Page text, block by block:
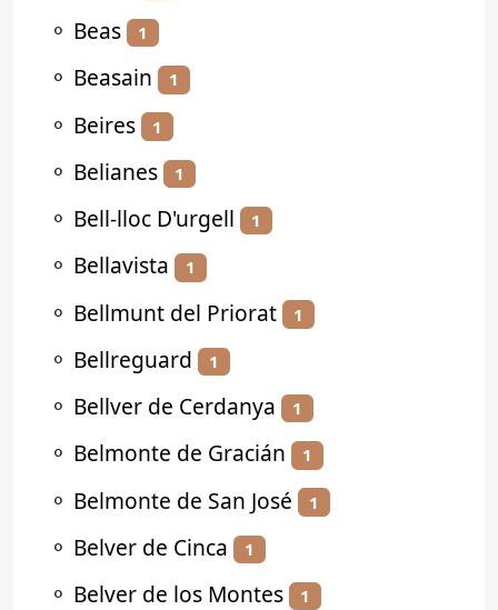
⚬ Beas 1
⚬ Beasain 1
⚬ Beires 1
⚬ Belianes 1
⚬ Bell-lloc D'urgell 1
⚬ Bellavista 1
⚬ Bellmunt del Priorat 1
⚬ Bellreguard 1
⚬ Bellver de Cerdanya 1
⚬ Belmonte de Gracián 1
⚬ Belmonte de San José 1
⚬ Belver de Cinca 1
⚬ Belver de los Montes 1